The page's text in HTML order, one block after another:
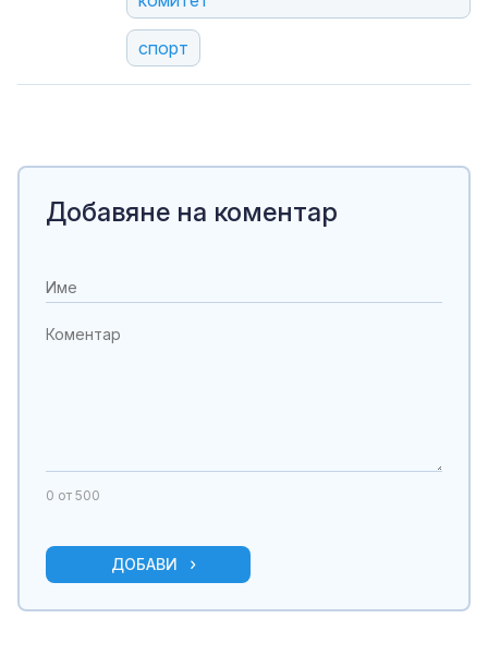
спорт
Добавяне на коментар
0 от 500
ДОБАВИ